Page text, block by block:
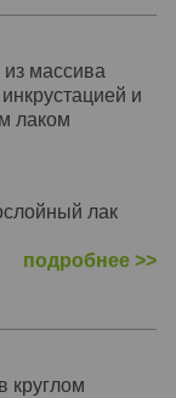
массива
и
лаком
лак
подробнее >>
круглом